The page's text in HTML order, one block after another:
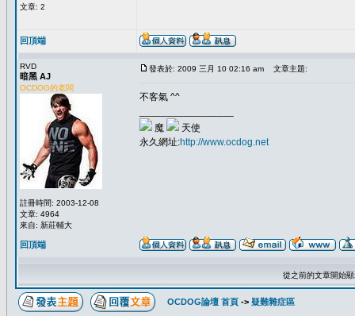
文章: 2
回頂端
RVD
暗黑 AJ
OCDOG的老闆
註冊時間: 2003-12-08
文章: 4964
來自: 新莊輔大
發表於: 2009 三月 10 02:16 am 文章主題:
不客氣 ^^
魔
天使
永久網址:http://www.ocdog.net
回頂端
從之前的文章開始
OCDOG論壇 首頁 -> 疑難雜症區